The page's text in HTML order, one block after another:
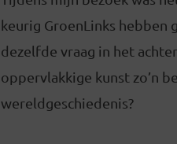
keurig GroenLinks
dezelfde vraag in het
oppervlakkige kunst zo’n
wereldgeschiedenis?